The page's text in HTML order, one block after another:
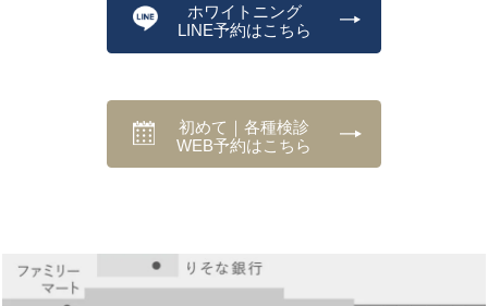
ホワイトニング
LINE予約はこちら
初めて｜各種検診
WEB予約はこちら